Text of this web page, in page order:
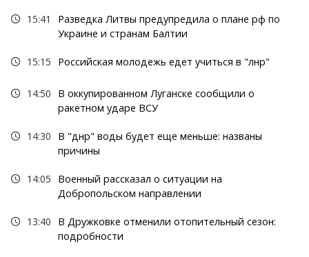
15:41
Разведка Литвы предупредила о плане рф по
Украине и странам Балтии
15:15 Российская молодежь едет учиться в "лнр"
14:50
В оккупированном Луганске сообщили о
ракетном ударе ВСУ
14:30
В "днр" воды будет еще меньше: названы
причины
14:05
Военный рассказал о ситуации на
Добропольском направлении
13:40
В Дружковке отменили отопительный сезон:
подробности